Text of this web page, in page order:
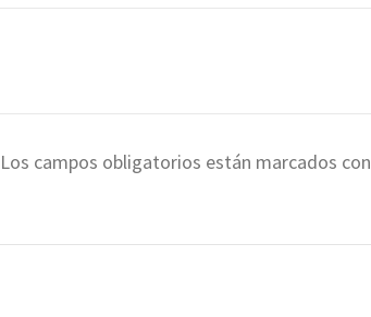
Los campos obligatorios están marcados con